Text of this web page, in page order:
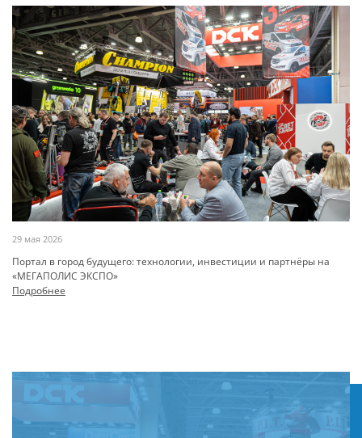
29 мая 2026
Портал в город будущего: технологии, инвестиции и партнёры на
«МЕГАПОЛИС ЭКСПО»
Подробнее